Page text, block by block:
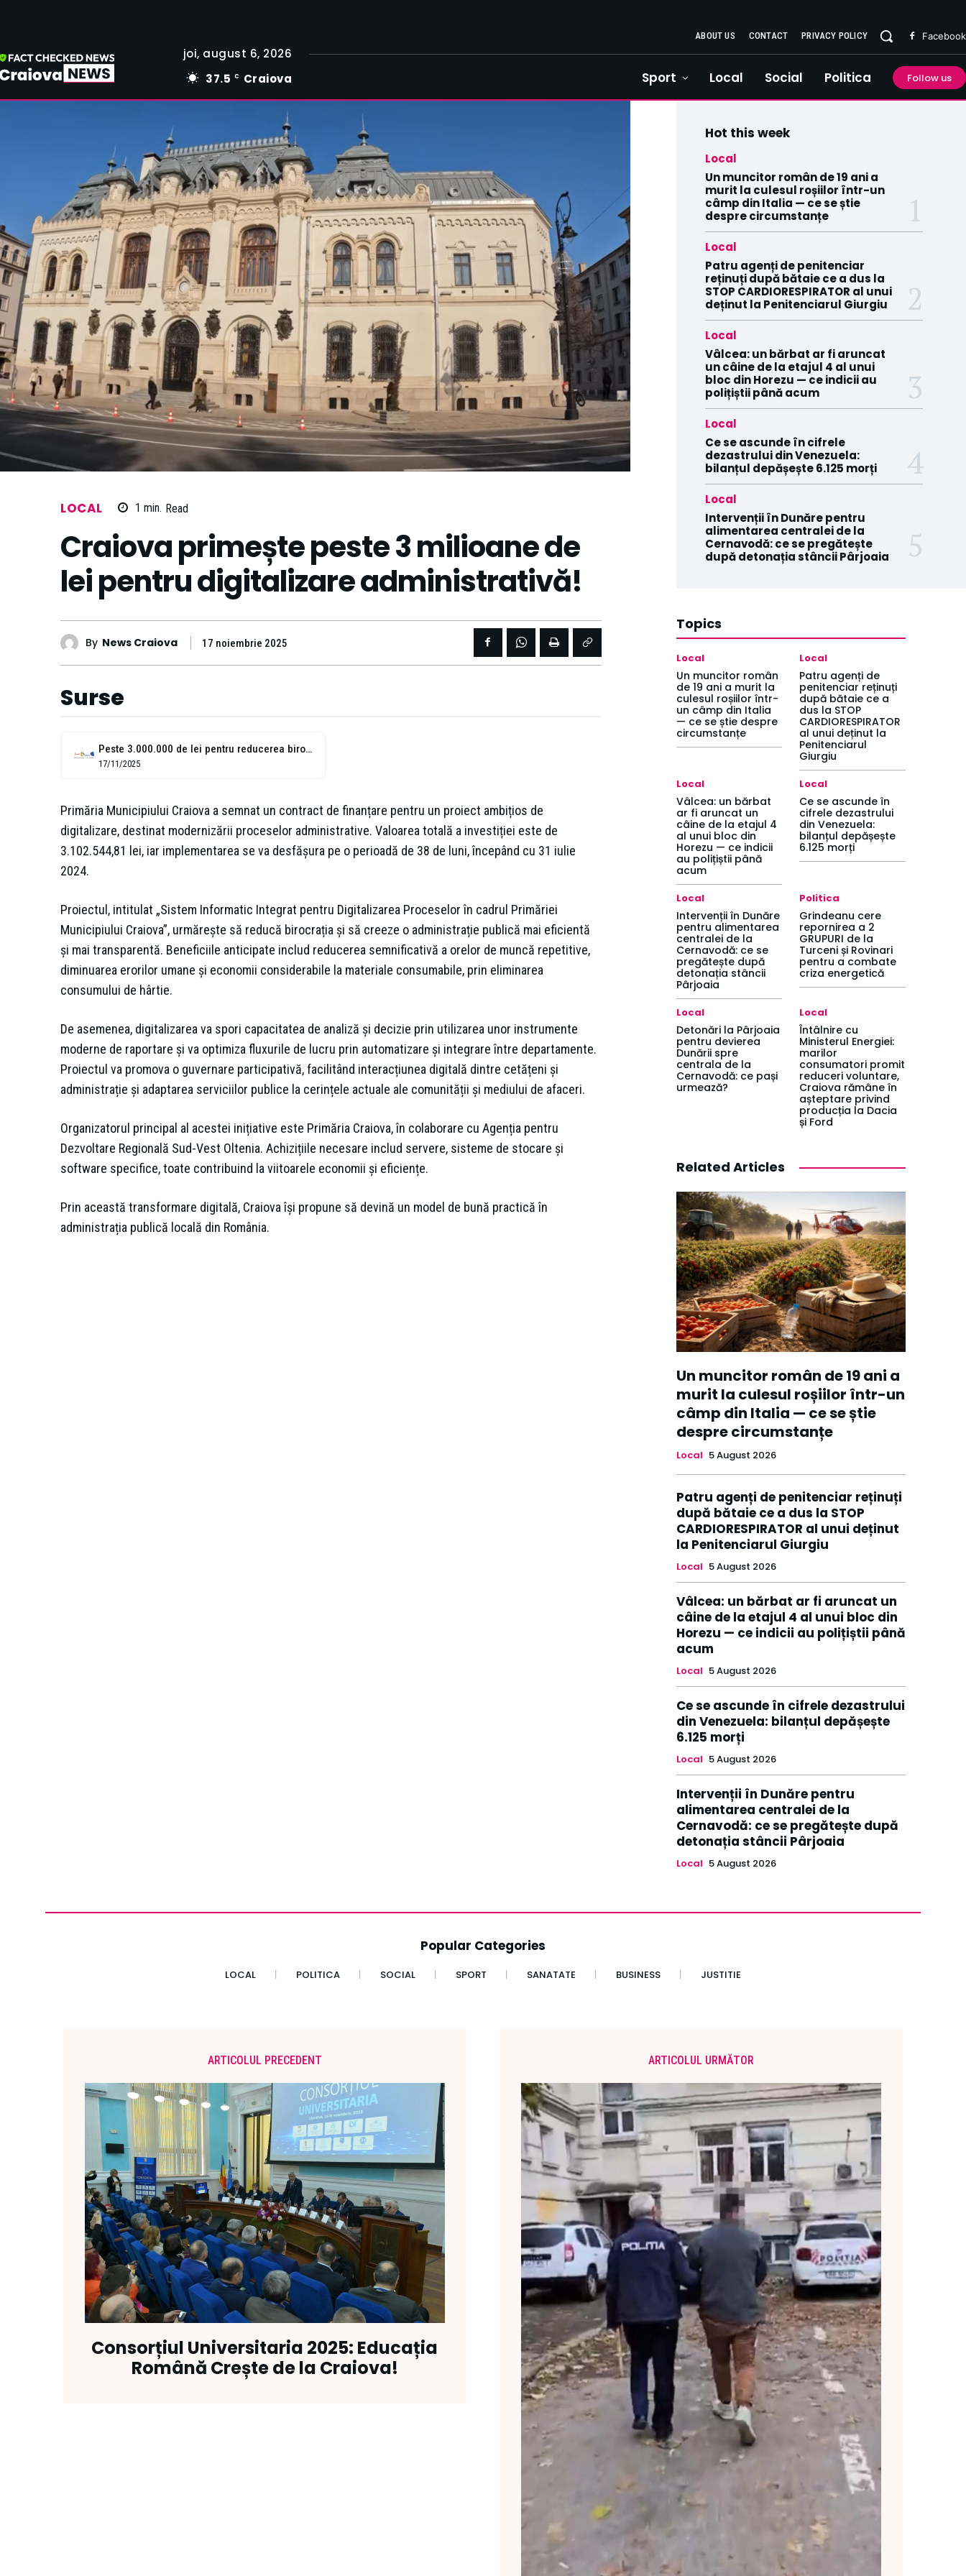
joi, august 6, 2026
37.5 C Craiova
ABOUT US CONTACT PRIVACY POLICY Facebook
Sport Local Social Politica Follow us
LOCAL 1 min. Read
Craiova primește peste 3 milioane de
lei pentru digitalizare administrativă!
By News Craiova 17 noiembrie 2025
Surse
Peste 3.000.000 de lei pentru reducerea birocrației, în Craiova
17/11/2025
Primăria Municipiului Craiova a semnat un contract de finanțare pentru un proiect ambițios de
digitalizare, destinat modernizării proceselor administrative. Valoarea totală a investiției este de
3.102.544,81 lei, iar implementarea se va desfășura pe o perioadă de 38 de luni, începând cu 31 iulie
2024.
Proiectul, intitulat „Sistem Informatic Integrat pentru Digitalizarea Proceselor în cadrul Primăriei
Municipiului Craiova”, urmărește să reducă birocrația și să creeze o administrație publică mai eficientă
și mai transparentă. Beneficiile anticipate includ reducerea semnificativă a orelor de muncă repetitive,
diminuarea erorilor umane și economii considerabile la materiale consumabile, prin eliminarea
consumului de hârtie.
De asemenea, digitalizarea va spori capacitatea de analiză și decizie prin utilizarea unor instrumente
moderne de raportare și va optimiza fluxurile de lucru prin automatizare și integrare între departamente.
Proiectul va promova o guvernare participativă, facilitând interacțiunea digitală dintre cetățeni și
administrație și adaptarea serviciilor publice la cerințele actuale ale comunității și mediului de afaceri.
Organizatorul principal al acestei inițiative este Primăria Craiova, în colaborare cu Agenția pentru
Dezvoltare Regională Sud-Vest Oltenia. Achizițiile necesare includ servere, sisteme de stocare și
software specifice, toate contribuind la viitoarele economii și eficiențe.
Prin această transformare digitală, Craiova își propune să devină un model de bună practică în
administrația publică locală din România.
Hot this week
Local
Un muncitor român de 19 ani a
murit la culesul roșiilor într-un
câmp din Italia — ce se știe
despre circumstanțe
Local
Patru agenți de penitenciar
reținuți după bătaie ce a dus la
STOP CARDIORESPIRATOR al unui
deținut la Penitenciarul Giurgiu
Local
Vâlcea: un bărbat ar fi aruncat
un câine de la etajul 4 al unui
bloc din Horezu — ce indicii au
polițiștii până acum
Local
Ce se ascunde în cifrele
dezastrului din Venezuela:
bilanțul depășește 6.125 morți
Local
Intervenții în Dunăre pentru
alimentarea centralei de la
Cernavodă: ce se pregătește
după detonația stâncii Pârjoaia
Topics
Local
Un muncitor român
de 19 ani a murit la
culesul roșiilor într-
un câmp din Italia
— ce se știe despre
circumstanțe
Local
Patru agenți de
penitenciar reținuți
după bătaie ce a
dus la STOP
CARDIORESPIRATOR
al unui deținut la
Penitenciarul
Giurgiu
Local
Vâlcea: un bărbat
ar fi aruncat un
câine de la etajul 4
al unui bloc din
Horezu — ce indicii
au polițiștii până
acum
Local
Ce se ascunde în
cifrele dezastrului
din Venezuela:
bilanțul depășește
6.125 morți
Local
Intervenții în Dunăre
pentru alimentarea
centralei de la
Cernavodă: ce se
pregătește după
detonația stâncii
Pârjoaia
Politica
Grindeanu cere
repornirea a 2
GRUPURI de la
Turceni și Rovinari
pentru a combate
criza energetică
Local
Detonări la Pârjoaia
pentru devierea
Dunării spre
centrala de la
Cernavodă: ce pași
urmează?
Local
Întâlnire cu
Ministerul Energiei:
marilor
consumatori promit
reduceri voluntare,
Craiova rămâne în
așteptare privind
producția la Dacia
și Ford
Related Articles
Un muncitor român de 19 ani a
murit la culesul roșiilor într-un
câmp din Italia — ce se știe
despre circumstanțe
Local 5 August 2026
Patru agenți de penitenciar reținuți
după bătaie ce a dus la STOP
CARDIORESPIRATOR al unui deținut
la Penitenciarul Giurgiu
Local 5 August 2026
Vâlcea: un bărbat ar fi aruncat un
câine de la etajul 4 al unui bloc din
Horezu — ce indicii au polițiștii până
acum
Local 5 August 2026
Ce se ascunde în cifrele dezastrului
din Venezuela: bilanțul depășește
6.125 morți
Local 5 August 2026
Intervenții în Dunăre pentru
alimentarea centralei de la
Cernavodă: ce se pregătește după
detonația stâncii Pârjoaia
Local 5 August 2026
Popular Categories
LOCAL POLITICA SOCIAL SPORT SANATATE BUSINESS JUSTITIE
ARTICOLUL PRECEDENT
Consorțiul Universitaria 2025: Educația
Română Crește de la Craiova!
ARTICOLUL URMĂTOR